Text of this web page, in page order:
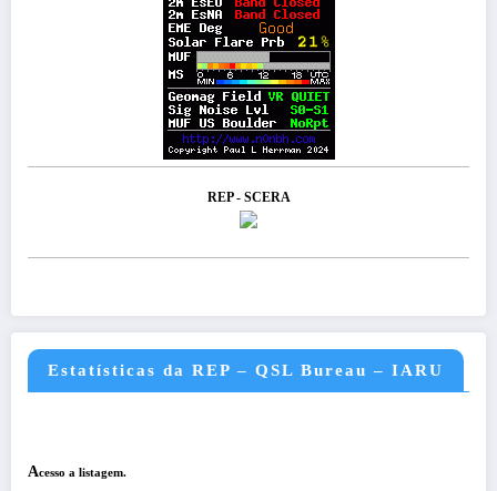
REP - SCERA
Estatísticas da REP – QSL Bureau – IARU
Acesso a listagem.